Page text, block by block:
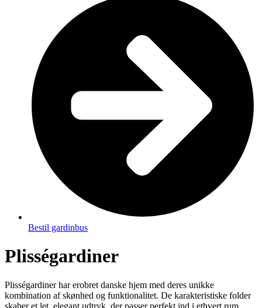
Bestil gardinbus
Plisségardiner
Plisségardiner har erobret danske hjem med deres unikke
kombination af skønhed og funktionalitet. De karakteristiske folder
skaber et let, elegant udtryk, der passer perfekt ind i ethvert rum.